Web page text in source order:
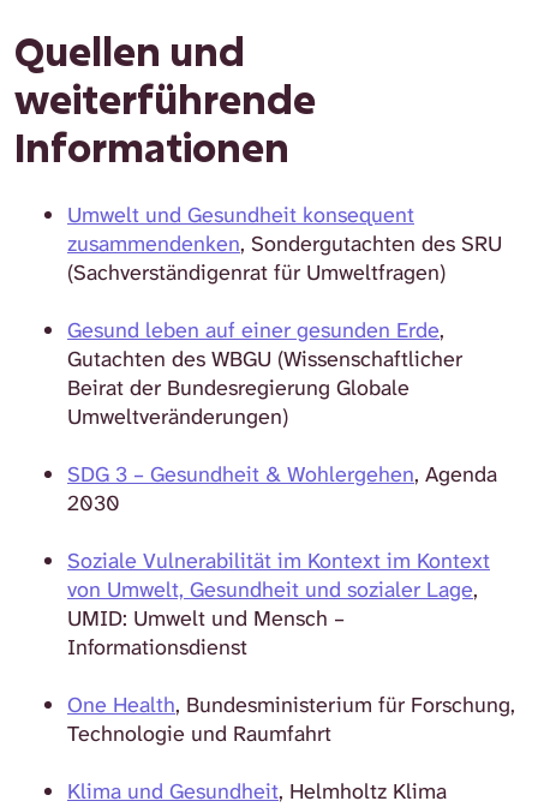
Quellen und
weiterführende
Informationen
Umwelt und Gesundheit konsequent
zusammendenken, Sondergutachten des SRU
(Sachverständigenrat für Umweltfragen)
Gesund leben auf einer gesunden Erde,
Gutachten des WBGU (Wissenschaftlicher
Beirat der Bundesregierung Globale
Umweltveränderungen)
SDG 3 – Gesundheit & Wohlergehen, Agenda
2030
Soziale Vulnerabilität im Kontext im Kontext
von Umwelt, Gesundheit und sozialer Lage,
UMID: Umwelt und Mensch –
Informationsdienst
One Health, Bundesministerium für Forschung,
Technologie und Raumfahrt
Klima und Gesundheit, Helmholtz Klima